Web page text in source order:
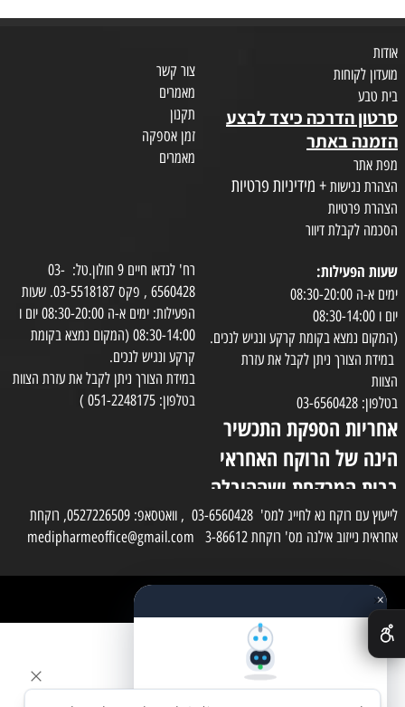
אודות
מועדון לקוחות
בית טבע
סרטון הדרכה כיצד לבצע
הזמנה באתר
מפת אתר
הצהרת נגישות + מידיניות פרטיות
הצהרת פרטיות
הסכמה לקבלת דיוור
צור קשר
מאמרים
תקנון
זמן אספקה
מאמרים
שעות הפעילות:
ימים א-ה 08:30-20:00
יום ו 08:30-14:00
(המקום נמצא בקומת קרקע ונגיש לנכים.
במידת הצורך ניתן לקבל את עזרת
הצוות
בטלפון: 03-6560428
אחריות הספקת התכשיר
הינה של הרוקח האחראי
בבית המרקחת ושההובלה
בפועל תעשה בעזרת
השליח
רח' לנדאו חיים 9 חולון.טל: 03-
6560428 , פקס 03-5518187. שעות
הפעילות: ימים א-ה 08:30-20:00 יום ו
08:30-14:00 (המקום נמצא בקומת
קרקע ונגיש לנכים.
במידת הצורך ניתן לקבל את עזרת הצוות
בטלפון: 051-2248175 )
לייעוץ עם רוקח נא לחייג למס' 03-6560428 , וואטסאפ: 0527226509, רוקחת
אחראית נייזוב אילנה מס' רוקחת 3-86612 medipharmeoffice@gmail.com
✕×
שאלו את העוזר החכם